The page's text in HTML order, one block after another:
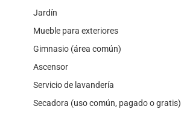
Jardín
Mueble para exteriores
Gimnasio (área común)
Ascensor
Servicio de lavandería
Secadora (uso común, pagado o gratis)